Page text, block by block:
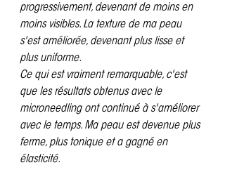
progressivement, devenant de moins en
moins visibles. La texture de ma peau
s'est améliorée, devenant plus lisse et
plus uniforme.
Ce qui est vraiment remarquable, c'est
que les résultats obtenus avec le
microneedling ont continué à s'améliorer
avec le temps. Ma peau est devenue plus
ferme, plus tonique et a gagné en
élasticité.